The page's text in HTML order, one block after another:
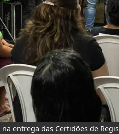
entrega das Certidões de